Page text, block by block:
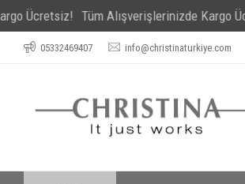
Tüm Alışverişlerinizde Kargo Ücretsiz!
05332469407 info@christinaturkiye.com